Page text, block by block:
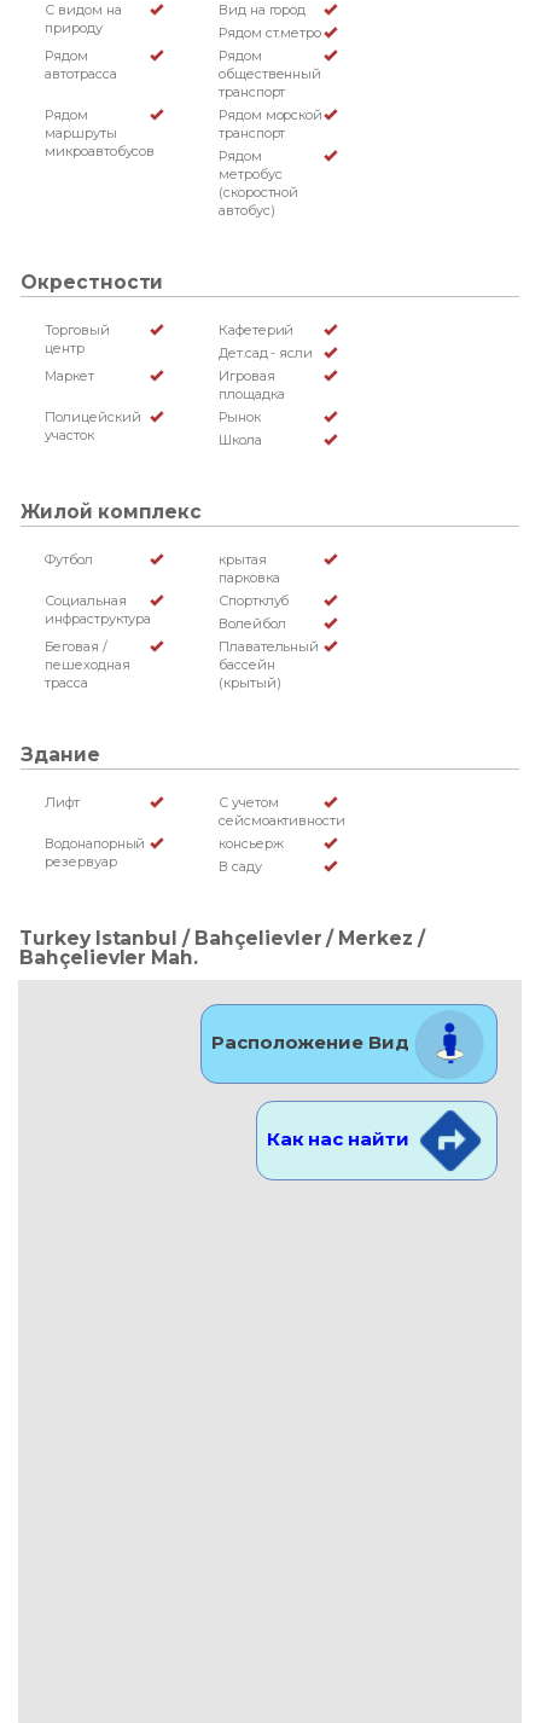
С видом на
природу
Вид на город
Рядом ст.метро
Рядом
автотрасса
Рядом
общественный
транспорт
Рядом
маршруты
микроавтобусов
Рядом морской
транспорт
Рядом
метробус
(скоростной
автобус)
Окрестности
Торговый
центр
Кафетерий
Дет.сад - ясли
Маркет
Игровая
площадка
Полицейский
участок
Рынок
Школа
Жилой комплекс
Футбол
крытая
парковка
Социальная
инфраструктура
Спортклуб
Волейбол
Беговая /
пешеходная
трасса
Плавательный
бассейн
(крытый)
Здание
Лифт
С учетом
сейсмоактивности
Водонапорный
резервуар
консьерж
В саду
Turkey Istanbul / Bahçelievler / Merkez /
Bahçelievler Mah.
Расположение Вид
Как нас найти